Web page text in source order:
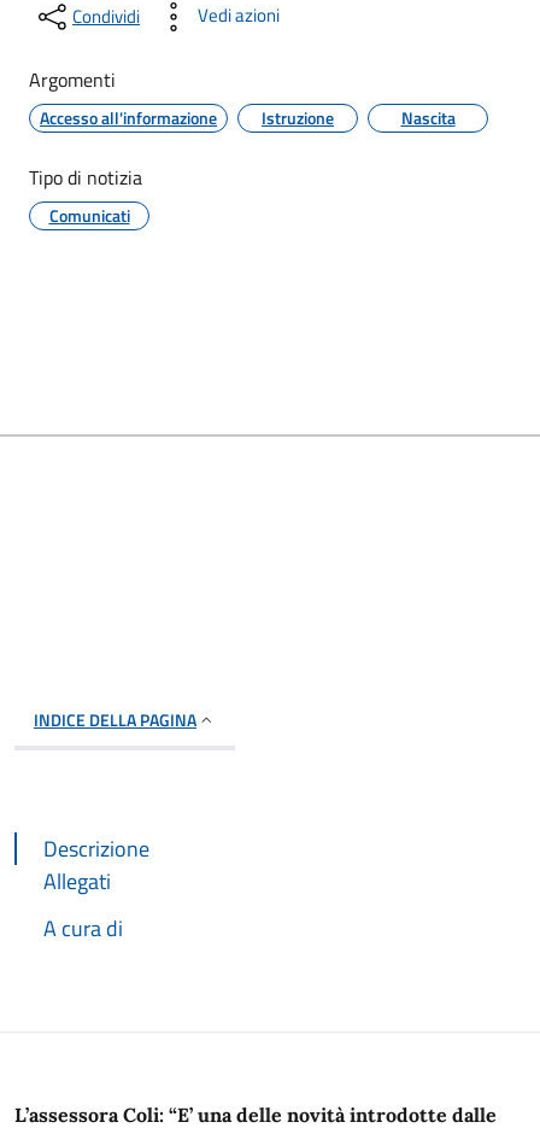
Condividi Vedi azioni
Argomenti
Accesso all'informazione Istruzione Nascita
Tipo di notizia
Comunicati
INDICE DELLA PAGINA
Descrizione
Allegati
A cura di
Descrizione
L’assessora Coli: “E’ una delle novità introdotte dalle